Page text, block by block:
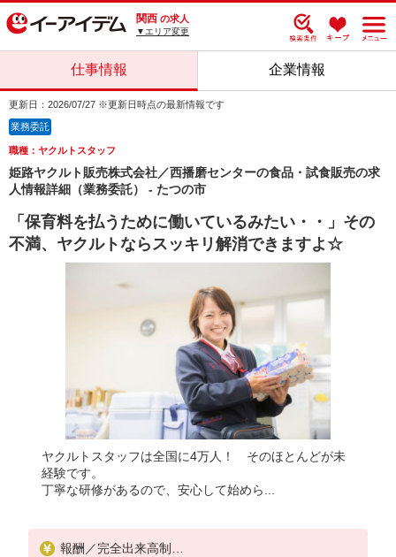
関西 の求人
▼エリア変更
仕事情報 企業情報
更新日：2026/07/27 ※更新日時点の最新情報です
業務委託
職種：ヤクルトスタッフ
姫路ヤクルト販売株式会社／西播磨センターの食品・試食販売の求
人情報詳細（業務委託） - たつの市
「保育料を払うために働いているみたい・・」その
不満、ヤクルトならスッキリ解消できますよ☆
ヤクルトスタッフは全国に4万人！ そのほとんどが未
経験です。
丁寧な研修があるので、安心して始めら...
報酬／完全出来高制